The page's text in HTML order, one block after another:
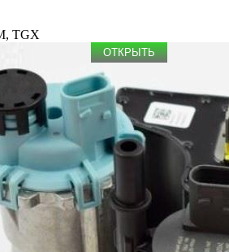
TGX
ОТКРЫТЬ